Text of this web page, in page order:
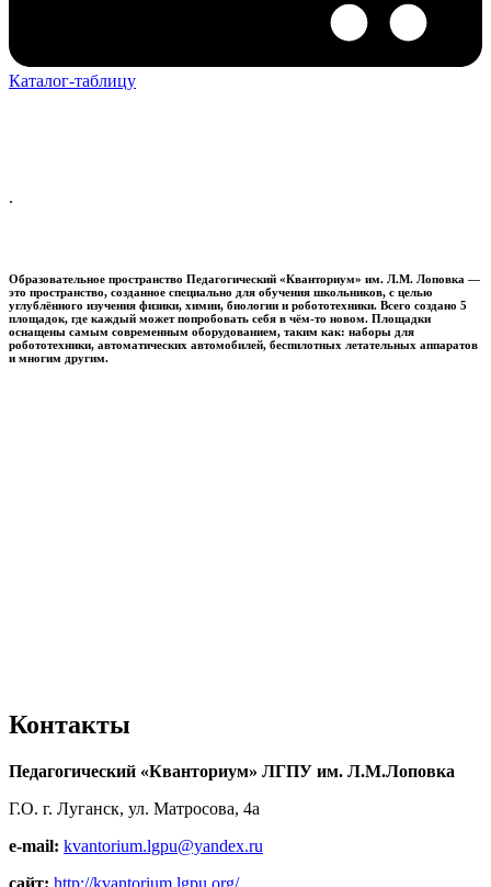
Каталог-таблицу
.
Образовательное пространство Педагогический «Кванториум» им. Л.М. Лоповка —
это пространство, созданное специально для обучения школьников, с целью
углублённого изучения физики, химии, биологии и робототехники. Всего создано 5
площадок, где каждый может попробовать себя в чём-то новом. Площадки
оснащены самым современным оборудованием, таким как: наборы для
робототехники, автоматических автомобилей, беспилотных летательных аппаратов
и многим другим.
Контакты
Педагогический «Кванториум» ЛГПУ им. Л.М.Лоповка
Г.О. г. Луганск, ул. Матросова, 4а
e-mail: kvantorium.lgpu@yandex.ru
сайт: http://kvantorium.lgpu.org/